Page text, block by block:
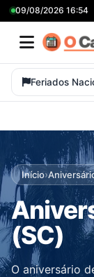
09/08/2026 16:54
Feriados
Início›
(SC)
O aniversário